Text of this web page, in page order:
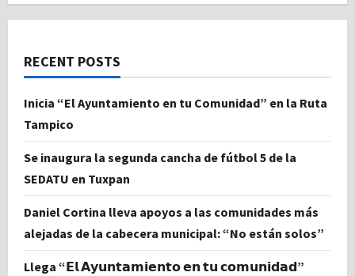
RECENT POSTS
Inicia “El Ayuntamiento en tu Comunidad” en la Ruta
Tampico
Se inaugura la segunda cancha de fútbol 5 de la
SEDATU en Tuxpan
Daniel Cortina lleva apoyos a las comunidades más
alejadas de la cabecera municipal: “No están solos”
Llega “𝗘𝗹 𝗔𝘆𝘂𝗻𝘁𝗮𝗺𝗶𝗲𝗻𝘁𝗼 𝗲𝗻 𝘁𝘂 𝗰𝗼𝗺𝘂𝗻𝗶𝗱𝗮𝗱”